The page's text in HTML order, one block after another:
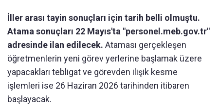
İller arası tayin sonuçları için tarih belli olmuştu.
Atama sonuçları 22 Mayıs'ta "personel.meb.gov.tr"
adresinde ilan edilecek. Ataması gerçekleşen
öğretmenlerin yeni görev yerlerine başlamak üzere
yapacakları tebligat ve görevden ilişik kesme
işlemleri ise 26 Haziran 2026 tarihinden itibaren
başlayacak.